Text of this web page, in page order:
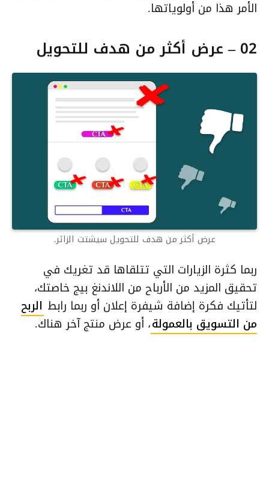
الأمر هذا من أولوياتها.
02 – عرض أكثر من هدف للتحويل
عرض أكثر من هدف للتحويل سيشتت الزائر.
ربما كثرة الزيارات التي تتلقاها قد تغريك في
تحقيق المزيد من الأرباح من اللاندنغ بيج خاصتك،
لتأتيك فكرة إضافة شيفرة إعلان أو ربما رابط الربح
من التسويق بالعمولة، أو عرض منتج آخر هناك.